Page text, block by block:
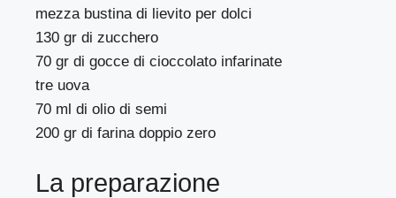
mezza bustina di lievito per dolci
130 gr di zucchero
70 gr di gocce di cioccolato infarinate
tre uova
70 ml di olio di semi
200 gr di farina doppio zero
La preparazione